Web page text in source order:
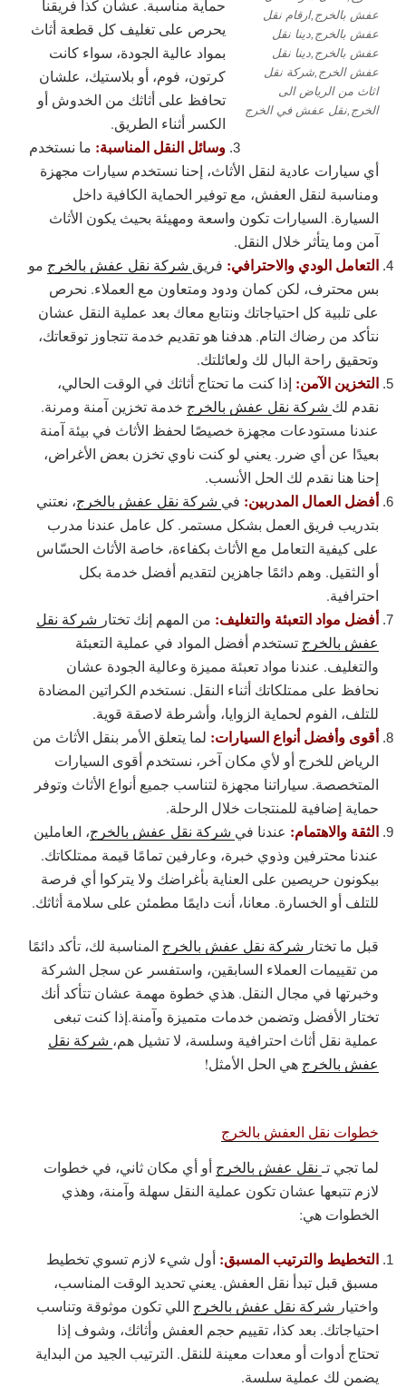
عفش بالخرج,ارقام نقل
عفش بالخرج,دينا نقل
عفش بالخرج,دينا نقل
عفش الخرج,شركة نقل
اثاث من الرياض الى
الخرج,نقل عفش في الخرج
حماية مناسبة. عشان كذا فريقنا
يحرص على تغليف كل قطعة أثاث
بمواد عالية الجودة، سواء كانت
كرتون، فوم، أو بلاستيك، علشان
تحافظ على أثاثك من الخدوش أو
الكسر أثناء الطريق.
وسائل النقل المناسبة: ما نستخدم
أي سيارات عادية لنقل الأثاث، إحنا نستخدم سيارات مجهزة
ومناسبة لنقل العفش، مع توفير الحماية الكافية داخل
السيارة. السيارات تكون واسعة ومهيئة بحيث يكون الأثاث
آمن وما يتأثر خلال النقل.
التعامل الودي والاحترافي: فريق شركة نقل عفش بالخرج مو
بس محترف، لكن كمان ودود ومتعاون مع العملاء. نحرص
على تلبية كل احتياجاتك ونتابع معاك بعد عملية النقل عشان
نتأكد من رضاك التام. هدفنا هو تقديم خدمة تتجاوز توقعاتك،
وتحقيق راحة البال لك ولعائلتك.
التخزين الآمن: إذا كنت ما تحتاج أثاثك في الوقت الحالي،
نقدم لك شركة نقل عفش بالخرج خدمة تخزين آمنة ومرنة.
عندنا مستودعات مجهزة خصيصًا لحفظ الأثاث في بيئة آمنة
بعيدًا عن أي ضرر. يعني لو كنت ناوي تخزن بعض الأغراض،
إحنا هنا نقدم لك الحل الأنسب.
أفضل العمال المدربين: في شركة نقل عفش بالخرج، نعتني
بتدريب فريق العمل بشكل مستمر. كل عامل عندنا مدرب
على كيفية التعامل مع الأثاث بكفاءة، خاصة الأثاث الحسّاس
أو الثقيل. وهم دائمًا جاهزين لتقديم أفضل خدمة بكل
احترافية.
أفضل مواد التعبئة والتغليف: من المهم إنك تختار شركة نقل
عفش بالخرج تستخدم أفضل المواد في عملية التعبئة
والتغليف. عندنا مواد تعبئة مميزة وعالية الجودة عشان
نحافظ على ممتلكاتك أثناء النقل. نستخدم الكراتين المضادة
للتلف، الفوم لحماية الزوايا، وأشرطة لاصقة قوية.
أقوى وأفضل أنواع السيارات: لما يتعلق الأمر بنقل الأثاث من
الرياض للخرج أو لأي مكان آخر، نستخدم أقوى السيارات
المتخصصة. سياراتنا مجهزة لتناسب جميع أنواع الأثاث وتوفر
حماية إضافية للمنتجات خلال الرحلة.
الثقة والاهتمام: عندنا في شركة نقل عفش بالخرج، العاملين
عندنا محترفين وذوي خبرة، وعارفين تمامًا قيمة ممتلكاتك.
بيكونون حريصين على العناية بأغراضك ولا يتركوا أي فرصة
للتلف أو الخسارة. معانا، أنت دايمًا مطمئن على سلامة أثاثك.
قبل ما تختار شركة نقل عفش بالخرج المناسبة لك، تأكد دائمًا
من تقييمات العملاء السابقين، واستفسر عن سجل الشركة
وخبرتها في مجال النقل. هذي خطوة مهمة عشان تتأكد أنك
تختار الأفضل وتضمن خدمات متميزة وآمنة.إذا كنت تبغى
عملية نقل أثاث احترافية وسلسة، لا تشيل هم، شركة نقل
عفش بالخرج هي الحل الأمثل!
خطوات نقل العفش بالخرج
لما تجي تـنقل عفش بالخرج أو أي مكان ثاني، في خطوات
لازم تتبعها عشان تكون عملية النقل سهلة وآمنة، وهذي
الخطوات هي:
التخطيط والترتيب المسبق: أول شيء لازم تسوي تخطيط
مسبق قبل تبدأ نقل العفش. يعني تحديد الوقت المناسب،
واختيار شركة نقل عفش بالخرج اللي تكون موثوقة وتناسب
احتياجاتك. بعد كذا، تقييم حجم العفش وأثاثك، وشوف إذا
تحتاج أدوات أو معدات معينة للنقل. الترتيب الجيد من البداية
يضمن لك عملية سلسة.